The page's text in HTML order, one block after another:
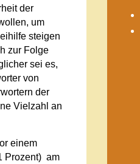
der
um
steigen
zur Folge
sei es,
von
der
Vielzahl an
einem
Prozent) am